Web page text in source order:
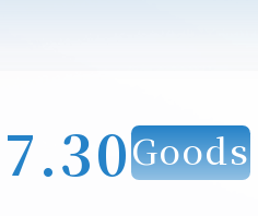
Goods